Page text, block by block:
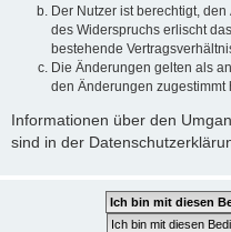
Der Nutzer ist berechtigt,
des Widerspruchs erlischt
bestehende
Die Änderungen gelten als
den Änderungen zugestimmt
Informationen über den
sind in der